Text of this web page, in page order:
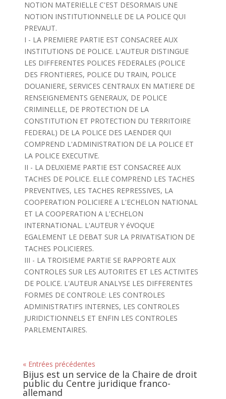
NOTION MATERIELLE C'EST DESORMAIS UNE
NOTION INSTITUTIONNELLE DE LA POLICE QUI
PREVAUT.
I - LA PREMIERE PARTIE EST CONSACREE AUX
INSTITUTIONS DE POLICE. L'AUTEUR DISTINGUE
LES DIFFERENTES POLICES FEDERALES (POLICE
DES FRONTIERES, POLICE DU TRAIN, POLICE
DOUANIERE, SERVICES CENTRAUX EN MATIERE DE
RENSEIGNEMENTS GENERAUX, DE POLICE
CRIMINELLE, DE PROTECTION DE LA
CONSTITUTION ET PROTECTION DU TERRITOIRE
FEDERAL) DE LA POLICE DES LAENDER QUI
COMPREND L'ADMINISTRATION DE LA POLICE ET
LA POLICE EXECUTIVE.
II - LA DEUXIEME PARTIE EST CONSACREE AUX
TACHES DE POLICE. ELLE COMPREND LES TACHES
PREVENTIVES, LES TACHES REPRESSIVES, LA
COOPERATION POLICIERE A L'ECHELON NATIONAL
ET LA COOPERATION A L'ECHELON
INTERNATIONAL. L'AUTEUR Y éVOQUE
EGALEMENT LE DEBAT SUR LA PRIVATISATION DE
TACHES POLICIERES.
III - LA TROISIEME PARTIE SE RAPPORTE AUX
CONTROLES SUR LES AUTORITES ET LES ACTIVITES
DE POLICE. L'AUTEUR ANALYSE LES DIFFERENTES
FORMES DE CONTROLE: LES CONTROLES
ADMINISTRATIFS INTERNES, LES CONTROLES
JURIDICTIONNELS ET ENFIN LES CONTROLES
PARLEMENTAIRES.
« Entrées précédentes
Bijus est un service de la Chaire de droit
public du Centre juridique franco-
allemand